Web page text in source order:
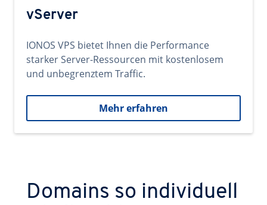
vServer
IONOS VPS bietet Ihnen die Performance
starker Server-Ressourcen mit kostenlosem
und unbegrenztem Traffic.
Mehr erfahren
Domains so individuell